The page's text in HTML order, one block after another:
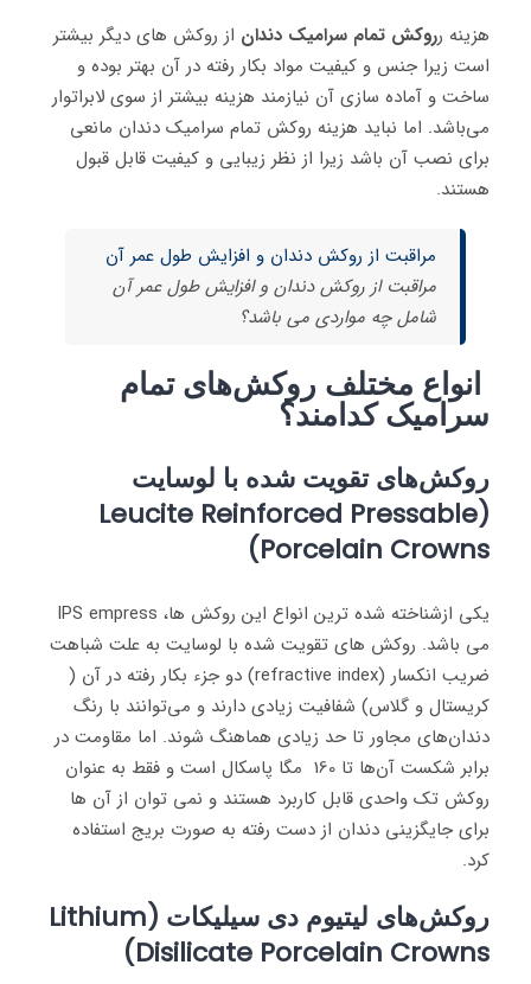
هزینه رروکش تمام سرامیک دندان از روکش های دیگر بیشتر
است زیرا جنس و کیفیت مواد بکار رفته در آن بهتر بوده و
ساخت و آماده سازی آن نیازمند هزینه بیشتر از سوی لابراتوار
می‌باشد. اما نباید هزینه روکش تمام سرامیک دندان مانعی
برای نصب آن باشد زیرا از نظر زیبایی و کیفیت قابل قبول
هستند.
مراقبت از روکش دندان و افزایش طول عمر آن
مراقبت از روکش دندان و افزایش طول عمر آن
شامل چه مواردی می باشد؟
انواع مختلف روکش‌های تمام
سرامیک کدامند؟
روکش‌های تقویت شده با لوسایت
(Leucite Reinforced Pressable
Porcelain Crowns)
یکی ازشناخته شده ترین انواع این روکش ها، IPS empress
می باشد. روکش های تقویت شده با لوسایت به علت شباهت
ضریب انکسار (refractive index) دو جزء بکار رفته در آن (
کریستال و گلاس) شفافیت زیادی دارند و می‌توانند با رنگ
دندان‌های مجاور تا حد زیادی هماهنگ شوند. اما مقاومت در
برابر شکست آن‌ها تا 160 مگا پاسکال است و فقط به عنوان
روکش تک واحدی قابل کاربرد هستند و نمی توان از آن ها
برای جایگزینی دندان از دست رفته به صورت بریج استفاده
کرد.
روکش‌های لیتیوم دی سیلیکات (
Lithium
Disilicate Porcelain Crowns
)